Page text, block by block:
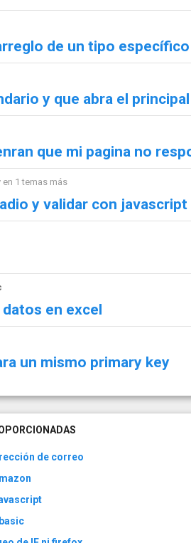
de un tipo específico
y que abra el principal
que mi pagina no
en 1 temas más
y validar con javascript
en excel
un mismo primary key
de correo